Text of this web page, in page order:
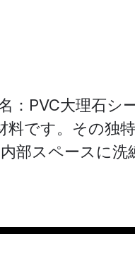
：PVC大理石シ
料です。その独
部スペースに洗